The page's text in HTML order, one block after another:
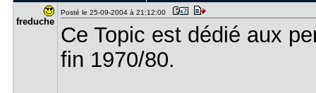
freduche
Posté le 25-09-2004 à 21:12:00
Ce Topic est dédié aux
fin 1970/80.